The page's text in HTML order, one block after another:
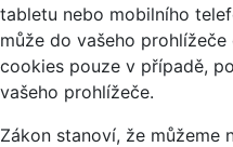
tabletu nebo mobilního
může do vašeho
cookies pouze v případě,
vašeho prohlížeče.
Zákon stanoví, že můžeme